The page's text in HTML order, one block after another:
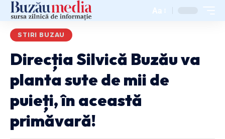
Aa
STIRI BUZAU
Direcția Silvică Buzău va
planta sute de mii de
puieți, în această
primăvară!